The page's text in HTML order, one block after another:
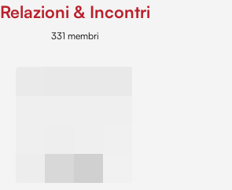
Relazioni & Incontri
331 membri